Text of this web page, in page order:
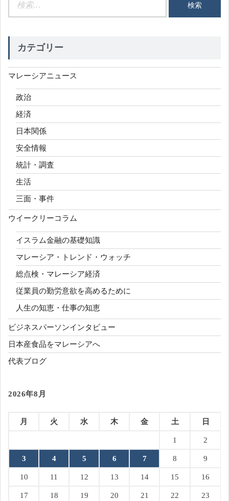
カテゴリー
マレーシアニュース
政治
経済
日本関係
安全情報
統計・調査
生活
三面・事件
ウイークリーコラム
イスラム金融の基礎知識
マレーシア・トレンド・ウォッチ
総点検・マレーシア経済
従業員の勤労意欲を高めるために
人生の知恵・仕事の知恵
ビジネスパーソンインタビュー
日本産食品をマレーシアへ
代表ブログ
2026年8月
月 火 水 木 金 土 日
1 2
3 4 5 6 7 8 9
10 11 12 13 14 15 16
17 18 19 20 21 22 23